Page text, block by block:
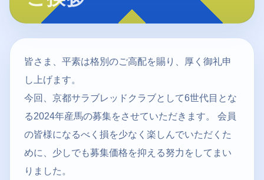
皆さま、平素は格別のご高配を賜り、厚く御礼申
し上げます。
今回、京都サラブレッドクラブとして6世代目とな
る2024年産馬の募集をさせていただきます。 会員
の皆様になるべく損を少なく楽しんでいただくた
めに、少しでも募集価格を抑える努力をしてまい
りました。